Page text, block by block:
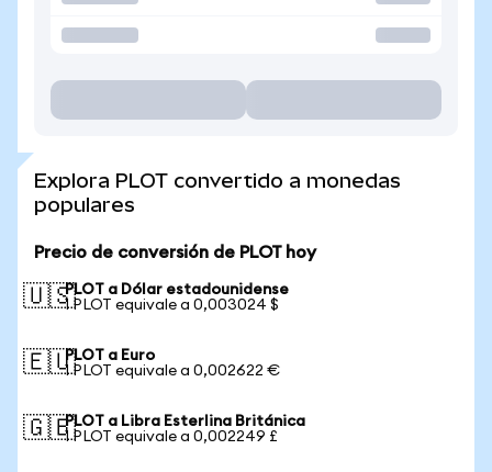
Explora PLOT convertido a monedas
populares
Precio de conversión de PLOT hoy
🇺🇸PLOT a Dólar estadounidense
1 PLOT equivale a 0,003024 $
🇪🇺PLOT a Euro
1 PLOT equivale a 0,002622 €
🇬🇧PLOT a Libra Esterlina Británica
1 PLOT equivale a 0,002249 £